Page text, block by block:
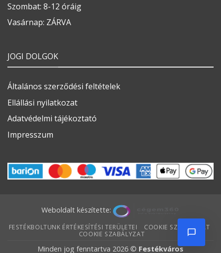
Szombat: 8-12 óráig
Vasárnap: ZÁRVA
JOGI DOLGOK
Általános szerződési feltételek
Ellállási nyilatkozat
Adatvédelmi tájékoztató
Impresszum
Weboldalt készítette:
FESTÉKBOLTUNK ÉRTÉKESÍTÉSI TERÜLETEI
COOKIE SZABÁLYZAT
COOKIE SZABÁLYZAT
Minden jog fenntartva 2026 © Festékváros